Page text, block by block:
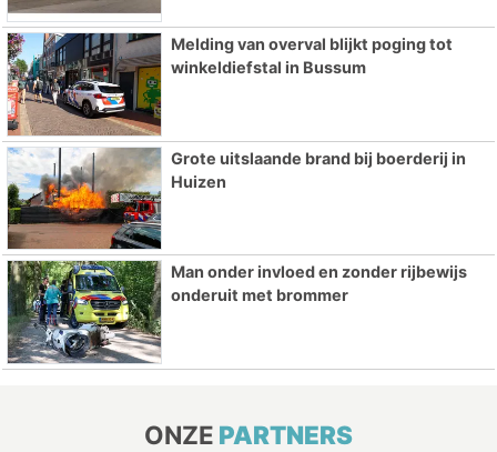
Melding van overval blijkt poging tot
winkeldiefstal in Bussum
Grote uitslaande brand bij boerderij in
Huizen
Man onder invloed en zonder rijbewijs
onderuit met brommer
ONZE PARTNERS